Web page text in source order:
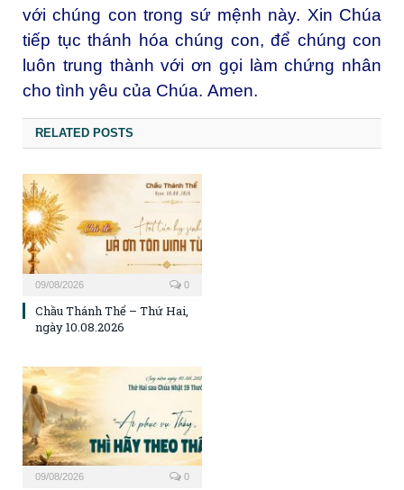
với chúng con trong sứ mệnh này. Xin Chúa
tiếp tục thánh hóa chúng con, để chúng con
luôn trung thành với ơn gọi làm chứng nhân
cho tình yêu của Chúa. Amen.
RELATED POSTS
09/08/2026 0
Chầu Thánh Thể – Thứ Hai,
ngày 10.08.2026
09/08/2026 0